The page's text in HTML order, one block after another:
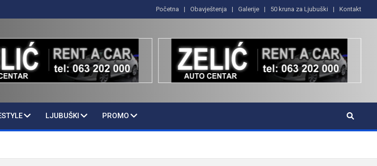
Početna Obavještenja Galerije 50 kruna za Ljubuški Kontakt
LJUBUŠKI PROMO